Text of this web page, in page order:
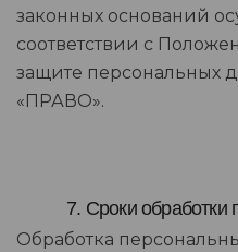
законных оснований
соответствии с
защите
«ПРАВО».
7. Сроки
Обработка